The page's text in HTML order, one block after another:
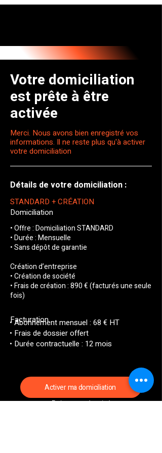
Votre domiciliation
est prête à être
activée
Merci. Nous avons bien enregistré vos
informations. Il ne reste plus qu'à activer
votre domiciliation
Détails de votre domiciliation :
STANDARD + CRÉATION
Domiciliation
• Offre : Domiciliation STANDARD
• Durée : Mensuelle
• Sans dépôt de garantie
Création d’entreprise
• Création de société
• Frais de création : 890 € (facturés une seule
fois)
Facturation
• Abonnement mensuel : 68 € HT
• Frais de dossier offert
• Durée contractuelle : 12 mois
Activer ma domiciliation
Paiement sécurisé